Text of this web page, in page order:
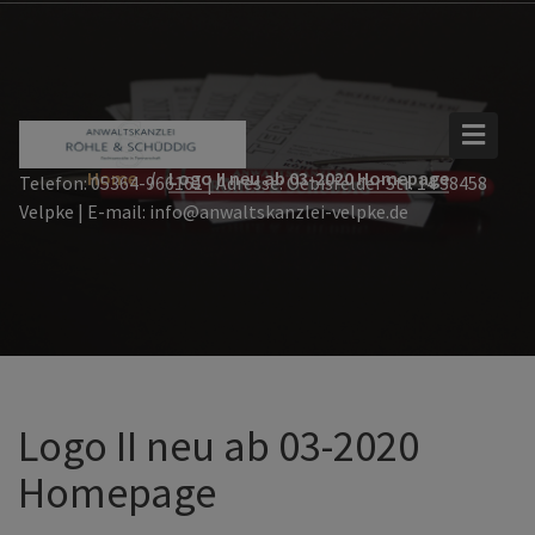
Telefon: 05364-966161 | Adresse: Oebisfelder Str. 14 38458
Velpke | E-mail: info@anwaltskanzlei-velpke.de
Home Logo II neu ab 03-2020 Homepage
Logo II neu ab 03-2020
Homepage